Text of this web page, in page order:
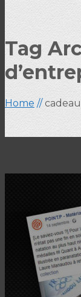
Tag
Home //cadeau